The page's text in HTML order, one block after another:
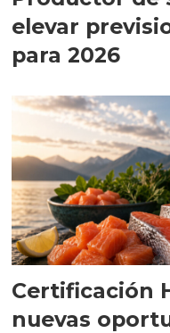
elevar
para 2026
Certificación
nuevas